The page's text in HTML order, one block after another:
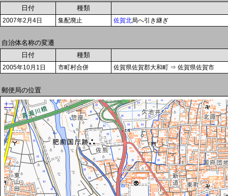
日付
種類
2007年2月4日 集配廃止 佐賀北局へ引き継ぎ
自治体名称の変遷
日付
種類
2005年10月1日 市町村合併 佐賀県佐賀郡大和町 ⇒ 佐賀県佐賀市
郵便局の位置